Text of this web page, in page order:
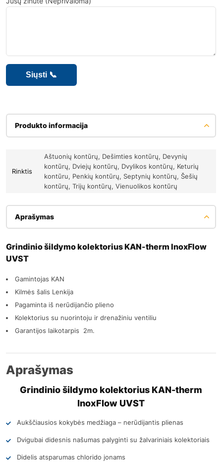
Produkto informacija
Rinktis
Aštuonių kontūrų, Dešimties kontūrų, Devynių
kontūrų, Dviejų kontūrų, Dvylikos kontūrų, Keturių
kontūru, Penkių kontūrų, Septynių kontūrų, Šešių
kontūrų, Trijų kontūrų, Vienuolikos kontūrų
Aprašymas
Grindinio šildymo kolektorius KAN-therm InoxFlow
UVST
Gamintojas KAN
Kilmės šalis Lenkija
Pagaminta iš nerūdijančio plieno
Kolektorius su nuorintoju ir drenažiniu ventiliu
Garantijos laikotarpis 2m.
Aprašymas
Grindinio šildymo kolektorius KAN-therm
InoxFlow UVST
Aukščiausios kokybės medžiaga – nerūdijantis plienas
Dvigubai didesnis našumas palyginti su žalvariniais kolektoriais
Didelis atsparumas chlorido jonams